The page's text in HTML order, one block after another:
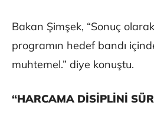
Bakan Şimşek, “Sonuç
programın hedef bandı
muhtemel.” diye konuştu.
“HARCAMA DİSİPLİNİ